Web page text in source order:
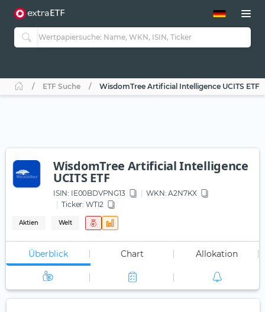
ETF-Guide 2.0
Guide Aktive ETFs
ETF-Sparpläne
ETF Suche WisdomTree Artificial Intelligence UCITS ETF
WisdomTree Artificial Intelligence
UCITS ETF
ISIN: IE00BDVPNG13 WKN: A2N7KX
Ticker: WTI2
Aktien Welt
Überblick Chart Allokation